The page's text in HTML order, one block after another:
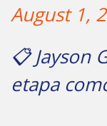
August 1,
📋 Jayson
etapa